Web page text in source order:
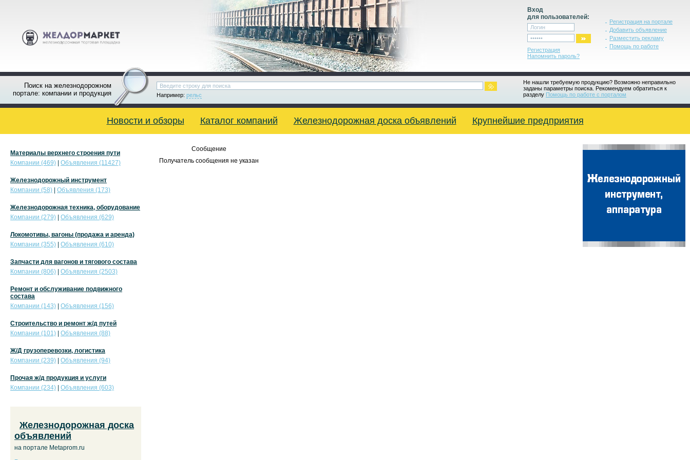
Вход
для пользователей:
Регистрация
Напомнить пароль?
Регистрация на портале
Добавить объявление
Разместить рекламу
Помощь по работе
Поиск на железнодорожном
портале: компании и продукция
Не нашли требуемую продукцию? Возможно неправильно
заданы параметры поиска. Рекомендуем обратиться к
разделу Помощь по работе с порталом
Например: рельс
Новости и обзоры Каталог компаний Железнодорожная доска объявлений Крупнейшие предприятия
Сообщение
Получатель сообщения не указан
Материалы верхнего строения пути
Компании (469)
Объявления (11427)
Железнодорожный инструмент
Компании (58)
Объявления (173)
Железнодорожная техника, оборудование
Компании (279)
Объявления (629)
Локомотивы, вагоны (продажа и аренда)
Компании (355)
Объявления (610)
Запчасти для вагонов и тягового состава
Компании (806)
Объявления (2503)
Ремонт и обслуживание подвижного
состава
Компании (143)
Объявления (156)
Строительство и ремонт ж/д путей
Компании (101)
Объявления (88)
Ж/Д грузоперевозки, логистика
Компании (239)
Объявления (94)
Прочая ж/д продукция и услуги
Компании (234)
Объявления (603)
Железнодорожная доска
объявлений
на портале Metaprom.ru